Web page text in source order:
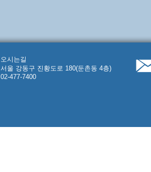
오시는길
​서울 강동구 진황도로 180(둔촌동 4층)
02-477-7400